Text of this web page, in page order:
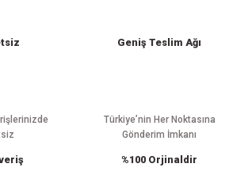
bulunuyor.
sitelerden daha pahalı.
farklı alternatifler olmalı.
Geniş Teslim Ağı
Türkiye’nin Her Noktasına
Gönderim İmkanı
%100 Orjinaldir